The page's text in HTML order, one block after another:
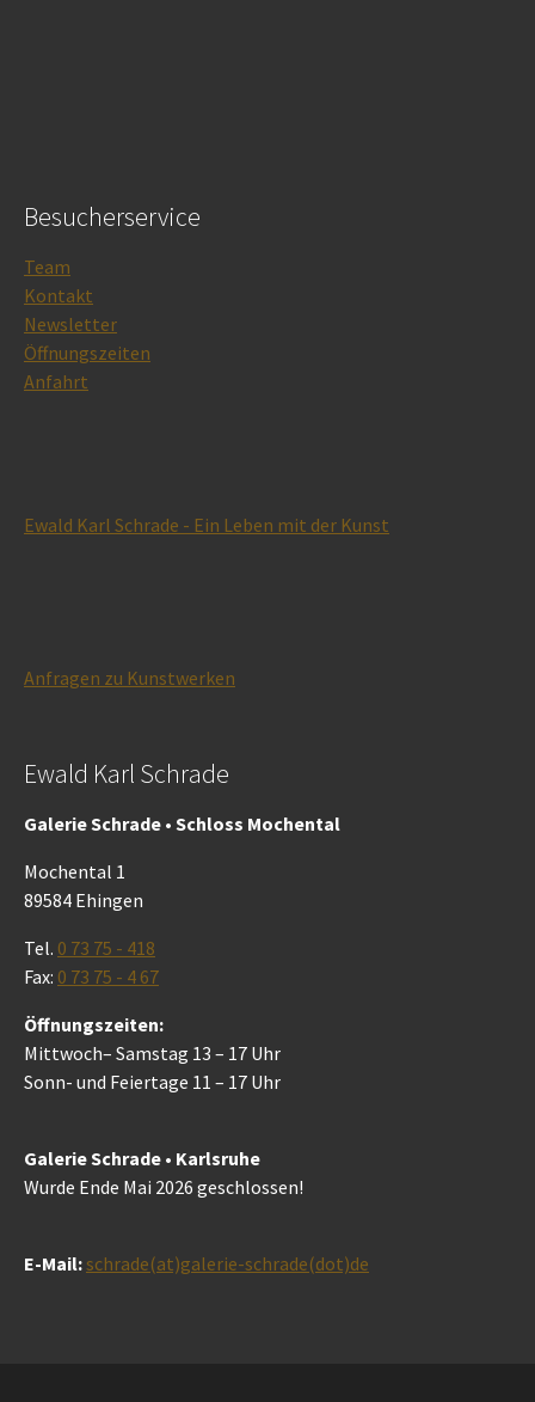
Besucherservice
Team
Kontakt
Newsletter
Öffnungszeiten
Anfahrt
Ewald Karl Schrade - Ein Leben mit der Kunst
Anfragen zu Kunstwerken
Ewald Karl Schrade
Galerie Schrade • Schloss Mochental
Mochental 1
89584 Ehingen
Tel. 0 73 75 - 418
Fax: 0 73 75 - 4 67
Öffnungszeiten:
Mittwoch– Samstag 13 – 17 Uhr
Sonn- und Feiertage 11 – 17 Uhr
Galerie Schrade • Karlsruhe
Wurde Ende Mai 2026 geschlossen!
E-Mail:schrade(at)galerie-schrade(dot)de